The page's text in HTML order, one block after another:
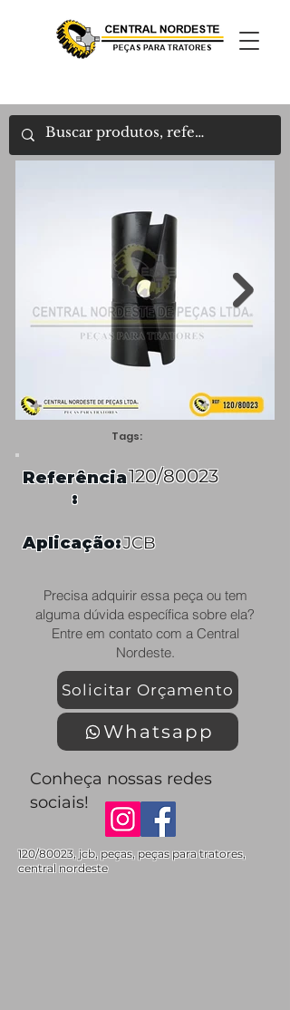
Tags:
Referência
:
120/80023
Aplicação:JCB
Precisa adquirir essa peça ou tem
alguma dúvida específica sobre ela?
Entre em contato com a Central
Nordeste.
Solicitar Orçamento
Whatsapp
Conheça nossas redes
sociais!
120/80023, jcb, peças, peças para tratores,
central nordeste